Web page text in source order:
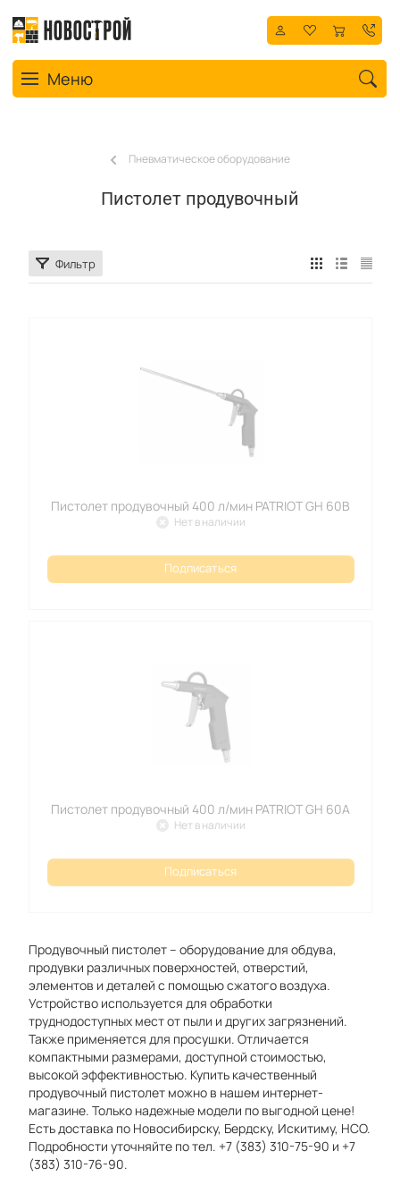
Toggle navigation
Меню
Пневматическое оборудование
Пистолет продувочный
Фильтр
Пистолет продувочный 400 л/мин PATRIOT GH 60B
Нет в наличии
Подписаться
Пистолет продувочный 400 л/мин PATRIOT GH 60A
Нет в наличии
Подписаться
Продувочный пистолет – оборудование для обдува,
продувки различных поверхностей, отверстий,
элементов и деталей с помощью сжатого воздуха.
Устройство используется для обработки
труднодоступных мест от пыли и других загрязнений.
Также применяется для просушки. Отличается
компактными размерами, доступной стоимостью,
высокой эффективностью. Купить качественный
продувочный пистолет можно в нашем интернет-
магазине. Только надежные модели по выгодной цене!
Есть доставка по Новосибирску, Бердску, Искитиму, НСО.
Подробности уточняйте по тел. +7 (383) 310-75-90 и +7
(383) 310-76-90.